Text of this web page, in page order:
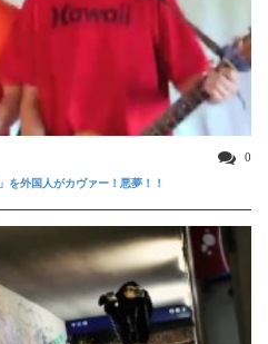
0
を外国人がカヴァー！悪夢！！